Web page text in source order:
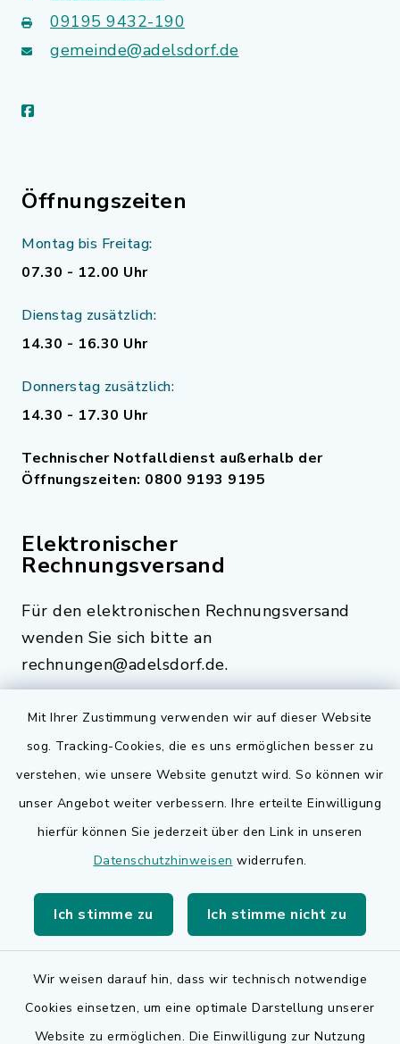
Mit Ihrer Zustimmung verwenden wir auf dieser Website
sog. Tracking-Cookies, die es uns ermöglichen besser zu
verstehen, wie unsere Website genutzt wird. So können wir
unser Angebot weiter verbessern. Ihre erteilte Einwilligung
hierfür können Sie jederzeit über den Link in unseren
Datenschutzhinweisen widerrufen.
Ich stimme zu Ich stimme nicht zu
Wir weisen darauf hin, dass wir technisch notwendige
Cookies einsetzen, um eine optimale Darstellung unserer
Website zu ermöglichen. Die Einwilligung zur Nutzung
09195 9432-190
gemeinde@adelsdorf.de
facebook
Öffnungszeiten
Montag bis Freitag:
07.30 - 12.00 Uhr
Dienstag zusätzlich:
14.30 - 16.30 Uhr
Donnerstag zusätzlich:
14.30 - 17.30 Uhr
Technischer Notfalldienst außerhalb der
Öffnungszeiten: 0800 9193 9195
Elektronischer
Rechnungsversand
Für den elektronischen Rechnungsversand
wenden Sie sich bitte an
rechnungen@adelsdorf.de.
Quicklinks
Bauen in Adelsdorf
BayernPortal
Landkreis Erlangen-Höchstadt